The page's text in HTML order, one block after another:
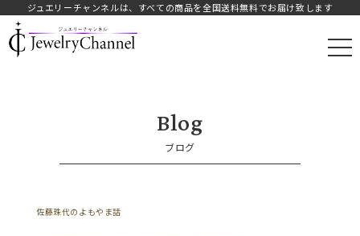
ジュエリーチャンネルは、すべての商品を全国送料無料でお届け致します
JAY.オフィシャルストア
Blog
ブログ
佐藤珠代のよもやま話